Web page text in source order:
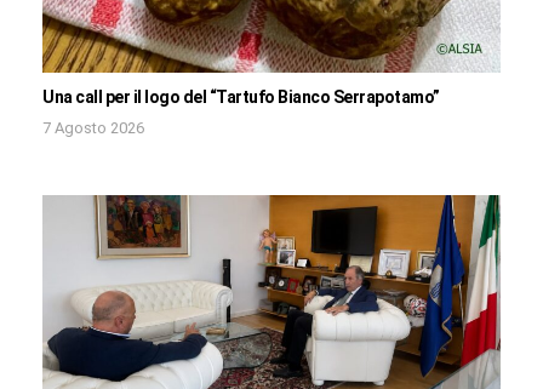
Una call per il logo del “Tartufo Bianco Serrapotamo”
7 Agosto 2026